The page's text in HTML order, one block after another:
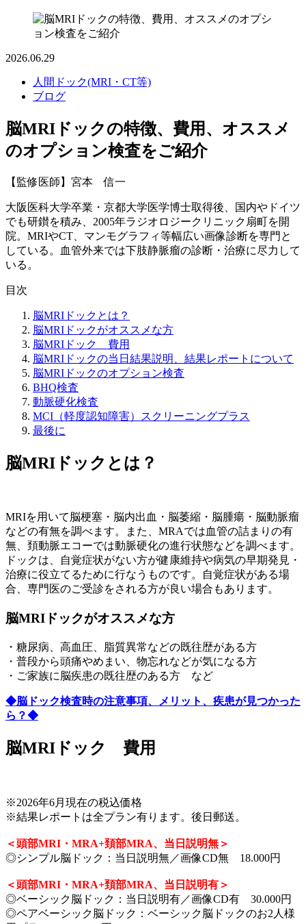
2026.06.29
人間ドック(MRI・CT等)
ブログ
脳MRIドックの特徴、費用、オススメ
のオプション検査をご紹介
【監修医師】宮本 信一
大阪医科大学卒業・京都大学医学博士取得後、国内やドイツ
でも研鑚を積み、2005年ラジオロジークリニック扇町を開
院。MRIやCT、マンモグラフィ等幅広い画像診断を専門と
している。血管外来では下肢静脈瘤の診断・治療に尽力して
いる。
目次
脳MRIドックとは？
脳MRIドックがオススメな方
脳MRIドック 費用
脳MRIドックの当日結果説明、結果レポートについて
脳MRIドックのオプション検査
BHQ検査
動脈硬化検査
MCI（軽度認知障害）スクリーニングプラス
最後に
脳MRIドックとは？
MRIを用いて脳梗塞・脳内出血・脳萎縮・脳腫瘍・脳動脈瘤
などの有無を調べます。また、MRAでは血管の詰まりの有
無、頚動脈エコーでは動脈硬化の進行状態などを調べます。
ドックは、自覚症状がない方が健康維持や病気の早期発見・
治療に役立てるために行なうものです。自覚症状がある場
合、専門医のご受診をされる方が良い場合もあります。
脳MRIドックがオススメな方
・糖尿病、高血圧、脂質異常などの既往歴がある方
・普段から頭痛やめまい、物忘れなどが気になる方
・ご家族に脳疾患の既往歴のある方 など
◆脳ドック検査時の注意事項、メリット、疾患が見つかった
ら？◆
脳MRIドック 費用
※2026年6月現在の税込価格
※結果レポートは全プラン有ります。後日郵送。
＜頭部MRI・MRA+頚部MRA、当日説明無＞
◎シンプル脳ドック：当日説明無／画像CD無 18.000円
＜頭部MRI・MRA+頚部MRA、当日説明有＞
◎ベーシック脳ドック：当日説明有／画像CD有 30.000円
◎ペアベーシック脳ドック：ベーシック脳ドックのお2人様